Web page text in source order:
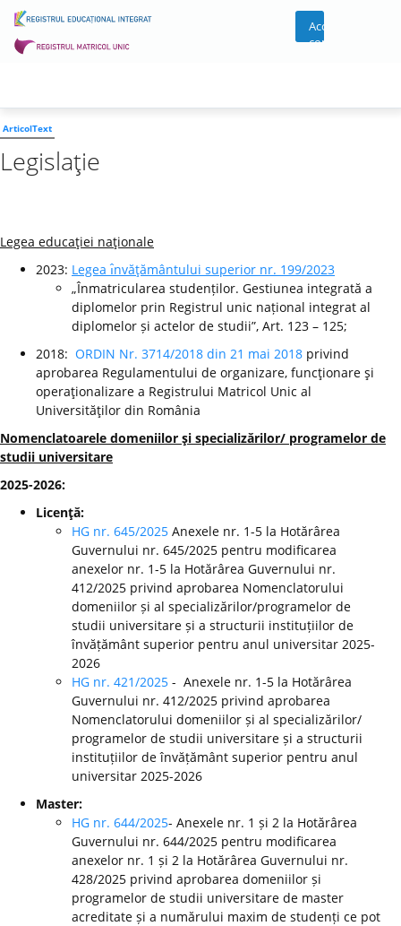
Acces
cont
ArticolText
Legislaţie
Legea educaţiei naţionale
2023: Legea ı̂nvăţământului superior nr. 199/2023
„Înmatricularea studenților. Gestiunea integrată a
diplomelor prin Registrul unic național integrat al
diplomelor și actelor de studii”, Art. 123 – 125;
2018: ORDIN Nr. 3714/2018 din 21 mai 2018 privind
aprobarea Regulamentului de organizare, funcţionare şi
operaţionalizare a Registrului Matricol Unic al
Universităţilor din România
Nomenclatoarele domeniilor şi specializărilor/ programelor de
studii universitare
2025-2026:
Licenţă:
HG nr. 645/2025 Anexele nr. 1-5 la Hotărârea
Guvernului nr. 645/2025 pentru modificarea
anexelor nr. 1-5 la Hotărârea Guvernului nr.
412/2025 privind aprobarea Nomenclatorului
domeniilor și al specializărilor/programelor de
studii universitare și a structurii instituțiilor de
învățământ superior pentru anul universitar 2025-
2026
HG nr. 421/2025 - Anexele nr. 1-5 la Hotărârea
Guvernului nr. 412/2025 privind aprobarea
Nomenclatorului domeniilor și al specializărilor/
programelor de studii universitare și a structurii
instituțiilor de învățământ superior pentru anul
universitar 2025-2026
Master:
HG nr. 644/2025- Anexele nr. 1 și 2 la Hotărârea
Guvernului nr. 644/2025 pentru modificarea
anexelor nr. 1 și 2 la Hotărârea Guvernului nr.
428/2025 privind aprobarea domeniilor și
programelor de studii universitare de master
acreditate și a numărului maxim de studenți ce pot